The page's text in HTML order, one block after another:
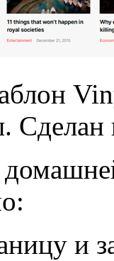
Сделан
и